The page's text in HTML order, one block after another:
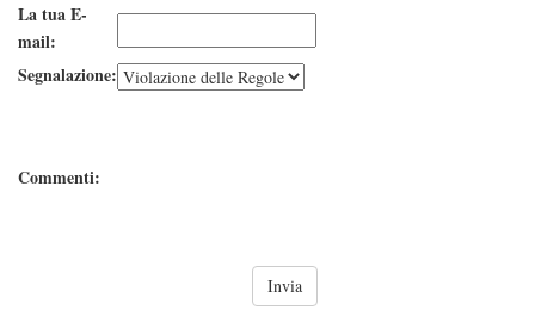
La tua E-
mail:
Segnalazione:
Commenti: